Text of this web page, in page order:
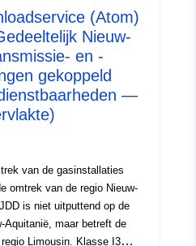
482a-8dfe-c7782c5fadfa
http://inspire.ec.europa.eu/
SpatialDataServiceType/
(Atom)
Nieuw-
en -
gekoppeld
—
van de gasinstallaties
omtrek van de regio Nieuw-
Aquitanië, maar betreft de
Klasse I3